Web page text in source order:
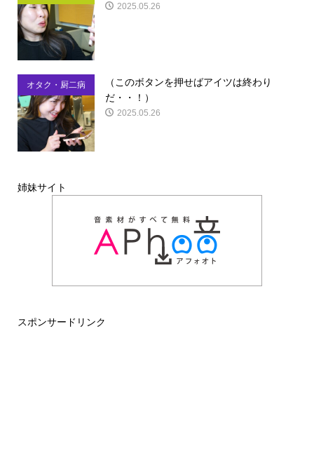
2025.05.26
オタク・厨二病
（このボタンを押せばアイツは終わり
だ・・！）
2025.05.26
姉妹サイト
スポンサードリンク